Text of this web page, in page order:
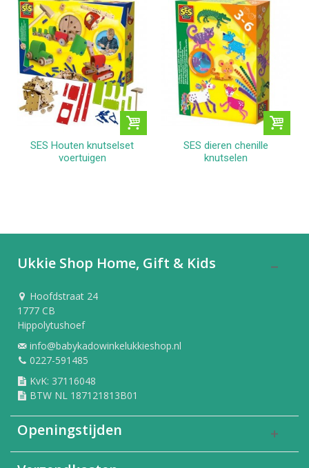
SES Houten knutselset
voertuigen
SES dieren chenille
knutselen
Ukkie Shop Home, Gift & Kids
Hoofdstraat 24
1777 CB
Hippolytushoef
info@babykadowinkelukkieshop.nl
0227-591485
KvK: 37116048
BTW NL 187121813B01
Openingstijden